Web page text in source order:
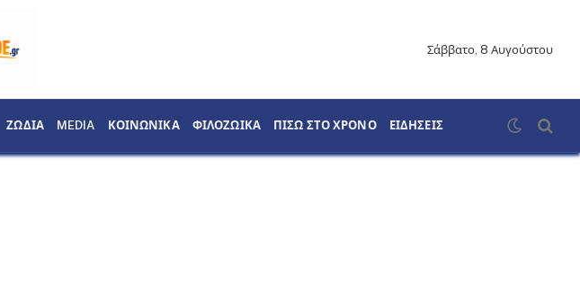
Σάββατο, 8 Αυγούστου
ΖΩΔΙΑ MEDIA ΚΟΙΝΩΝΙΚΑ ΦΙΛΟΖΩΙΚΑ ΠΙΣΩ ΣΤΟ ΧΡΟΝΟ ΕΙΔΗΣΕΙΣ